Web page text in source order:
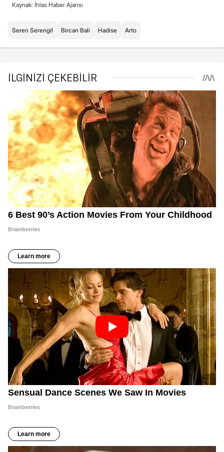
Kaynak: İhlas Haber Ajansı
Seren Serengil Bircan Bali Hadise Arto